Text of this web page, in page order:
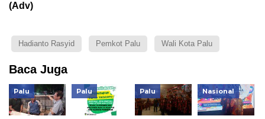
(Adv)
Hadianto Rasyid Pemkot Palu Wali Kota Palu
Baca Juga
Palu Palu Palu Nasional